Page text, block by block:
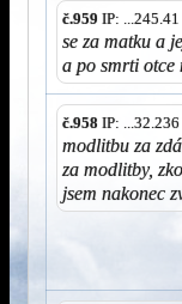
č.959 IP:
se za matku a
a po smrti otce
č.958 IP:
modlitbu za
za modlitby,
jsem nakonec